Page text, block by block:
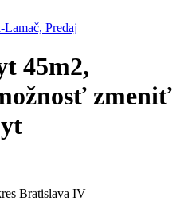
Predaj
45m2,
zmeniť
Bratislava IV